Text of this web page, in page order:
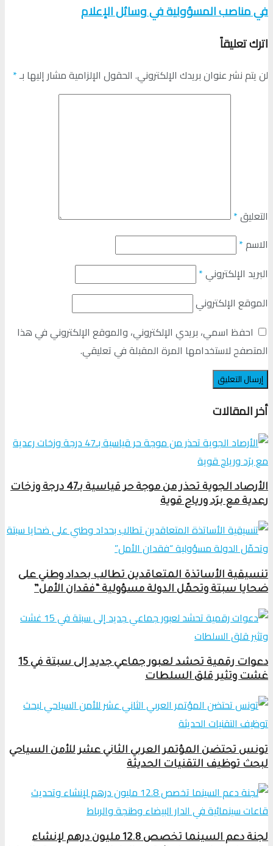
في مناصب المسؤولية في وسائل الإعلام
اترك تعليقاً
لن يتم نشر عنوان بريدك الإلكتروني. الحقول الإلزامية مشار إليها بـ*
التعليق*
الاسم*
البريد الإلكتروني*
الموقع الإلكتروني
احفظ اسمي، بريدي الإلكتروني، والموقع الإلكتروني في هذا
المتصفح لاستخدامها المرة المقبلة في تعليقي.
أخر المقالات
الأرصاد الجوية تحذر من موجة حر قياسية بـ47 درجة وزخات
رعدية مع برَد ورياح قوية
تنسيقية الأساتذة المتعاقدين تطالب بحداد وطني على
ضحايا سبتة وتحمّل الدولة مسؤولية “فقدان الأمل”
دعوات رقمية تحشد لعبور جماعي جديد إلى سبتة في 15
غشت وتثير قلق السلطات
تونس تحتضن المؤتمر العربي الثاني عشر للأمن السياحي
لبحث توظيف التقنيات الحديثة
لجنة دعم السينما تخصص 12.8 مليون درهم لإنشاء